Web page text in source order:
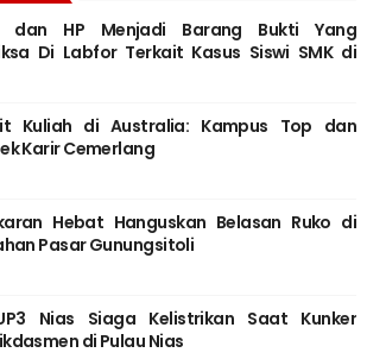
dan HP Menjadi Barang Bukti Yang
Di Labfor Terkait Kasus Siswi SMK di
Kuliah di Australia: Kampus Top dan
Karir Cemerlang
Hebat Hanguskan Belasan Ruko di
Pasar Gunungsitoli
Nias Siaga Kelistrikan Saat Kunker
di Pulau Nias